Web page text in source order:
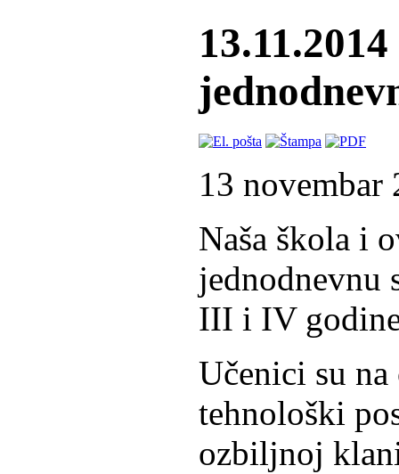
13 novembar
Naša škola i
jednodnevnu
III i IV
Učenici su
tehnološki
ozbiljnoj